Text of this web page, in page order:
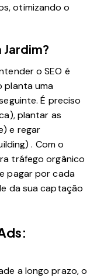
otimizando o
Jardim?
o SEO é
planta uma
É preciso
plantar as
e regar
. Com o
tráfego orgânico
pagar por cada
da sua captação
a longo prazo, o